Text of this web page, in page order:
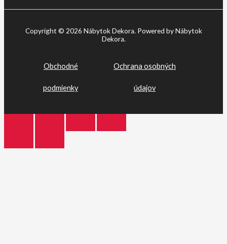
Copyright © 2026 Nábytok Dekora. Powered by Nábytok
Dekora.
Obchodné
podmienky
Ochrana osobných
údajov